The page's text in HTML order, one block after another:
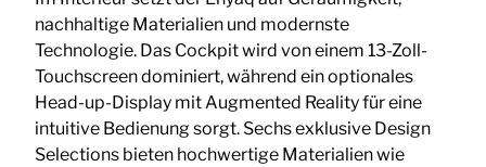
nachhaltige Materialien und modernste
Technologie. Das Cockpit wird von einem 13-Zoll-
Touchscreen dominiert, während ein optionales
Head-up-Display mit Augmented Reality für eine
intuitive Bedienung sorgt. Sechs exklusive Design
Selections bieten hochwertige Materialien wie